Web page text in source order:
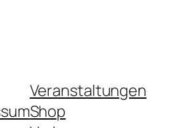
Veranstaltungen
Shop